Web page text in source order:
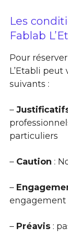
Les
Fablab
Pour
L’Etabli
suivants :
–
particuliers
– Caution :
–
– Préavis :